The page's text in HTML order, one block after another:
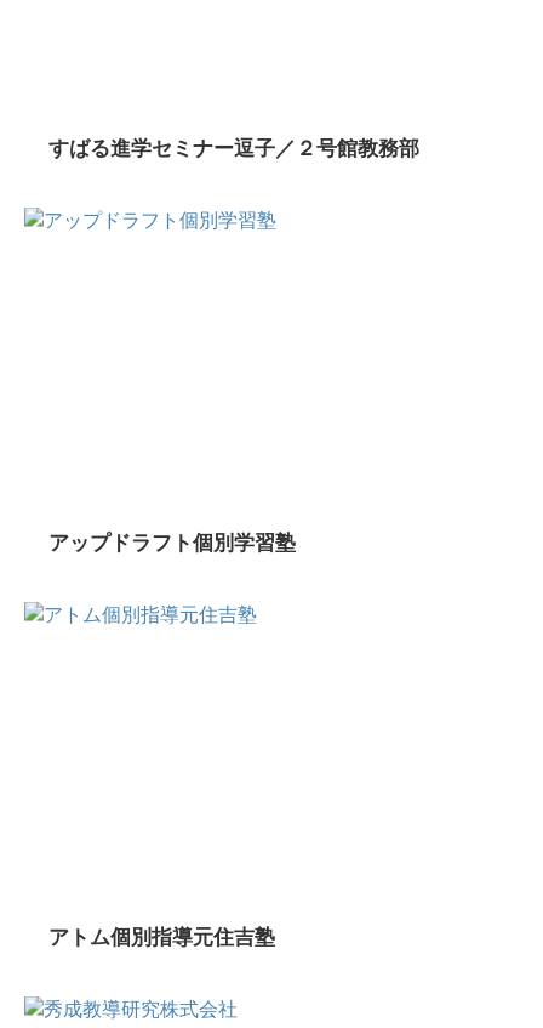
すばる進学セミナー逗子／２号館教務部
アップドラフト個別学習塾
アトム個別指導元住吉塾